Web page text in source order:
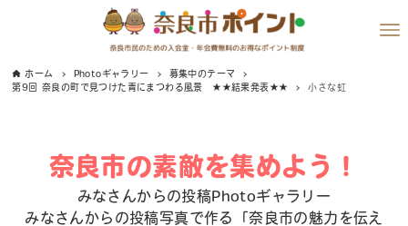
ホーム Photoギャラリー
募集中のテーマ
第9回 奈良の町で見つけた青にまつわる風景 ★★結果発表★★
小さな虹
奈良市の素敵を集めよう！
みなさんからの投稿Photoギャラリー
みなさんからの投稿写真で作る「奈良市の魅力を伝え